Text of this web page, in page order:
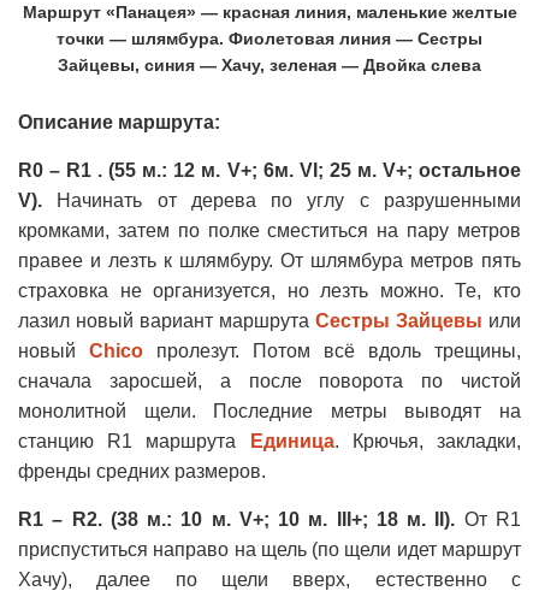
Маршрут «Панацея» — красная линия, маленькие желтые
точки — шлямбура. Фиолетовая линия — Сестры
Зайцевы, синия — Хачу, зеленая — Двойка слева
Описание маршрута:
R0 – R1 . (55 м.: 12 м. V+; 6м. VI; 25 м. V+; остальное
V).
Начинать от дерева по углу с разрушенными
кромками, затем по полке сместиться на пару метров
правее и лезть к шлямбуру. От шлямбура метров пять
страховка не организуется, но лезть можно. Те, кто
лазил новый вариант маршрута Сестры Зайцевы или
новый Chico пролезут. Потом всё вдоль трещины,
сначала заросшей, а после поворота по чистой
монолитной щели. Последние метры выводят на
станцию R1 маршрута
Единица. Крючья, закладки,
френды средних размеров.
R1 – R2. (38 м.: 10 м. V+; 10 м. III+; 18 м. II). От R1
приспуститься направо на щель (по щели идет маршрут
Хачу), далее по щели вверх, естественно с